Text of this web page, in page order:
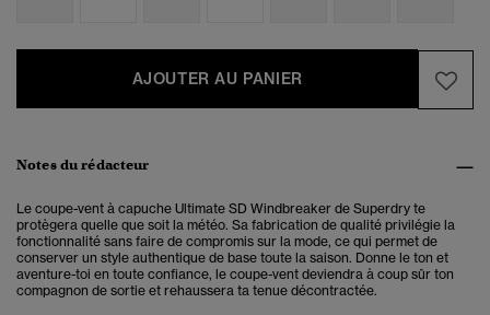
AJOUTER AU PANIER
Notes du rédacteur
Le coupe-vent à capuche Ultimate SD Windbreaker de Superdry te
protègera quelle que soit la météo. Sa fabrication de qualité privilégie la
fonctionnalité sans faire de compromis sur la mode, ce qui permet de
conserver un style authentique de base toute la saison. Donne le ton et
aventure-toi en toute confiance, le coupe-vent deviendra à coup sûr ton
compagnon de sortie et rehaussera ta tenue décontractée.